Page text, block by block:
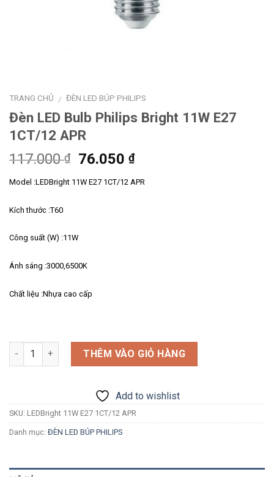
TRANG CHỦ / ĐÈN LED BÚP PHILIPS
Đèn LED Bulb Philips Bright 11W E27
1CT/12 APR
117.000₫
Giá
là:
76.050₫Giá
tại
Model :LEDBright 11W E27 1CT/12 APR
Kích thước :T60
Công suất (W) :11W
Ánh sáng :3000,6500K
Chất liệu :Nhựa cao cấp
Số lượng THÊM VÀO GIỎ HÀNG
Add to wishlist
SKU: LEDBright 11W E27 1CT/12 APR
Danh mục: ĐÈN LED BÚP PHILIPS